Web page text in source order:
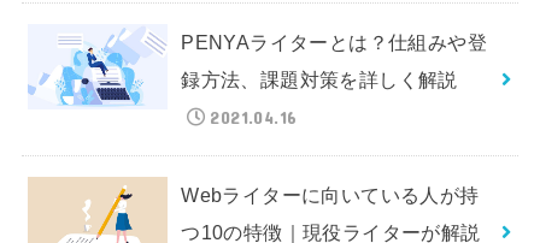
PENYAライターとは？仕組みや登
録方法、課題対策を詳しく解説
2021.04.16
Webライターに向いている人が持
つ10の特徴｜現役ライターが解説